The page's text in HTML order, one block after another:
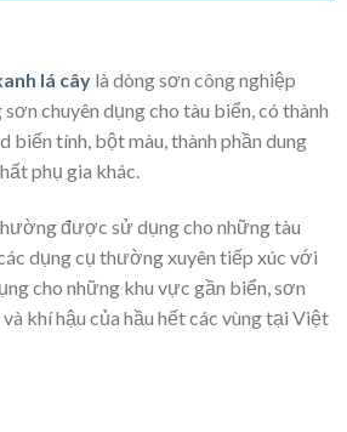
lá cây là dòng sơn công nghiệp
chuyên dụng cho tàu biển, có thành
biến tính, bột màu, thành phần dung
phụ gia khác.
được sử dụng cho những tàu
dụng cụ thường xuyên tiếp xúc với
cho những khu vực gần biển, sơn
khí hậu của hầu hết các vùng tại Việt